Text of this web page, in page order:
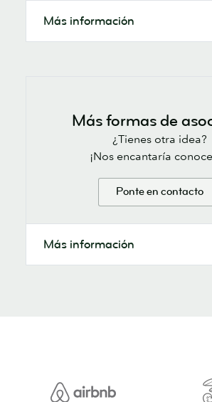
Más información
Más formas de
¿Tienes otra idea?
¡Nos encantaría
Ponte en contacto
Más información